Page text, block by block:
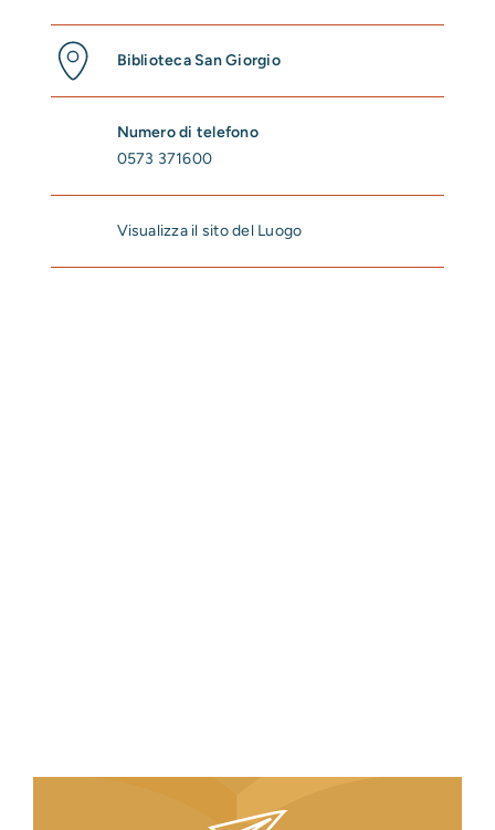
Biblioteca San Giorgio
Numero di telefono
0573 371600
Visualizza il sito del Luogo